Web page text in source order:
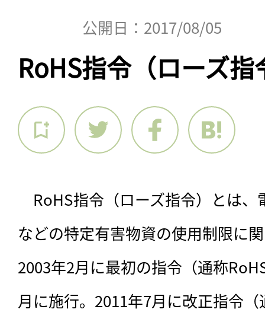
公開日：2017/08/05
RoHS指令（ローズ指
RoHS指令（ローズ指令）とは、
などの特定有害物資の使用制限に
2003年2月に最初の指令（通称
月に施行。2011年7月に改正指令